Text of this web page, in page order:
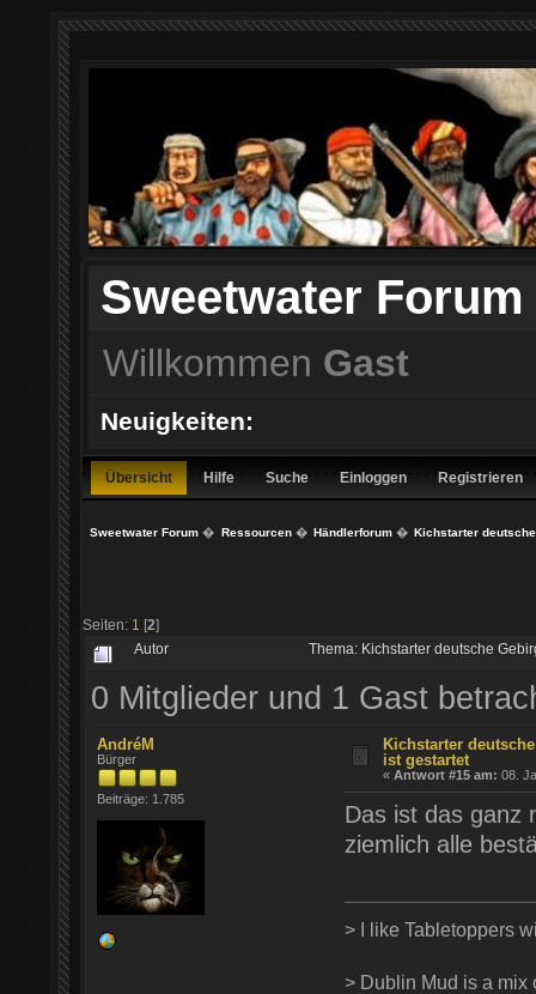
Sweetwater Forum
Willkommen Gast
Neuigkeiten:
Übersicht Hilfe Suche Einloggen Registrieren
Sweetwater Forum � Ressourcen� Händlerforum� Kichstarter
Seiten: 1 [2]
Autor Thema: Kichstarter deutsche
0 Mitglieder und 1 Gast
AndréM
Bürger
Beiträge: 1.785
Kichstarter
ist gestartet
«Antwort #15 am: 08.
Das ist das ganz
ziemlich alle
> I like Tabletoppers
> Dublin Mud is a mix